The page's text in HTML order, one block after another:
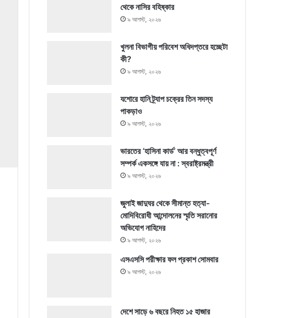
থেকে নাসির বহিষ্কার
৯ আগস্ট, ২০২৬
খুলনা বিভাগীয় পরিবেশ অধিদপ্তরে হচ্ছেটা
কী?
৯ আগস্ট, ২০২৬
যশোরে হানি ট্র্যাপ চক্রের তিন সদস্য
পাকড়াও
৯ আগস্ট, ২০২৬
ভারতের ‘হাসিনা কার্ড’ আর বন্ধুত্বপূর্ণ
সম্পর্ক একসঙ্গে যায় না : স্বরাষ্ট্রমন্ত্রী
৯ আগস্ট, ২০২৬
জুলাই জাদুঘর থেকে সীমান্ত হত্যা-
মোদিবিরোধী আন্দোলনের স্মৃতি সরানোর
অভিযোগ নাহিদের
৯ আগস্ট, ২০২৬
এসএসসি পরীক্ষার ফল প্রকাশ সোমবার
৯ আগস্ট, ২০২৬
দেশে সাড়ে ৬ বছরে নিহত ১৫ হাজার